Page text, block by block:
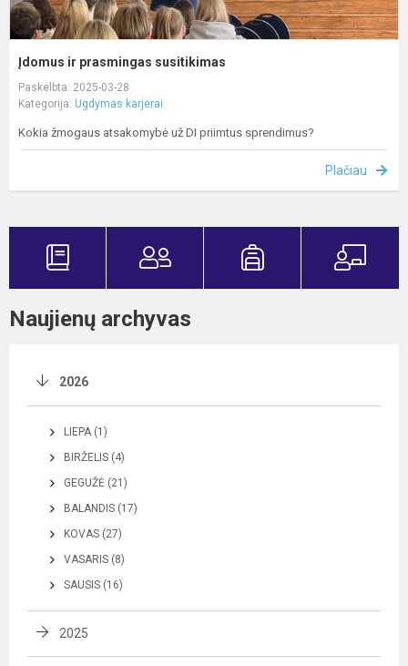
Įdomus ir prasmingas susitikimas
Paskelbta: 2025-03-28
Kategorija: Ugdymas karjerai
Kokia žmogaus atsakomybė už DI priimtus sprendimus?
Plačiau
Naujienų archyvas
2026
LIEPA (1)
BIRŽELIS (4)
GEGUŽĖ (21)
BALANDIS (17)
KOVAS (27)
VASARIS (8)
SAUSIS (16)
2025